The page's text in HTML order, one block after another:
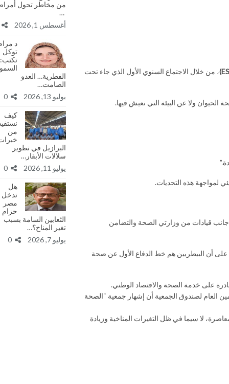
، من خلال الاجتماع السنوي الأول الذي جاء تحت
ولا عن البيئة التي نعيش فيها.
لمواجهة هذه التحديات.
قيادات من وزارتي الصحة والتضامن
على أن البيطريين هم خط الدفاع الأول عن صحة
العام لصندوق الجمعية أن إشهار جمعية “الصحة
لا سيما في ظل التغيرات المناخية وزيادة
من مخاطر تحول
…
أغسطس 1, 2026
د
توكل
تكتب:
الفطرية… العدو
الصامت…
يوليو 13, 2026
كيف
من
البرازيل في تطوير
سلالات الأبقار…
يوليو 11, 2026
هل
تدخل
مصر
حزام
الثعابين السامة بسبب
تغير المناخ؟…
يوليو 7, 2026